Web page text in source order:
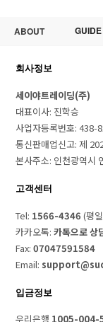
ABOUT GUIDE
회사정보
세이야트레이딩(주)
대표이사: 진학승
사업자등록번호: 438-
통신판매업신고: 제
본사주소: 인천광역시
고객센터
Tel: 1566-4346 (평
카카오톡:카톡으로 상
Fax:07047591584
Email:
입금정보
우리은행 1005-004-